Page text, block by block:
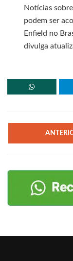
Notícias
podem ser
Enfield no
divulga